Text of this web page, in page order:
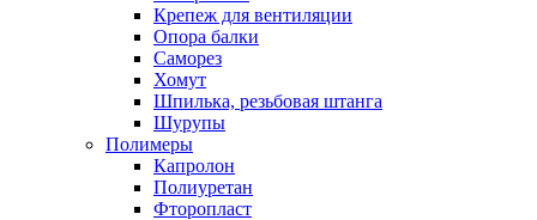
Крепеж для вентиляции
Опора балки
Саморез
Хомут
Шпилька, резьбовая штанга
Шурупы
Полимеры
Капролон
Полиуретан
Фторопласт